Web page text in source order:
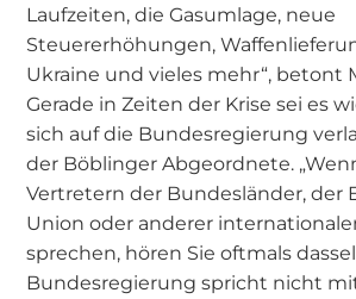
Laufzeiten, die Gasumlage, neue
Steuererhöhungen,
Ukraine und vieles mehr“, betont
Gerade in Zeiten der Krise sei es
sich auf die Bundesregierung
der Böblinger Abgeordnete.
Vertretern der Bundesländer, der
Union oder anderer
sprechen, hören Sie oftmals
Bundesregierung spricht nicht